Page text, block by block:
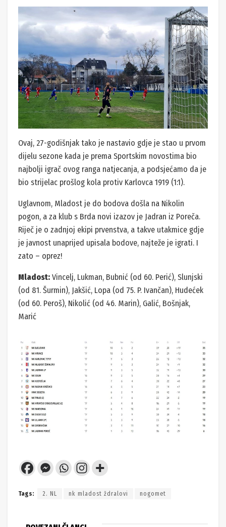
Ovaj, 27-godišnjak tako je nastavio gdje je stao u prvom
dijelu sezone kada je prema Sportskim novostima bio
najbolji igrač ovog ranga natjecanja, a podsjećamo da je
bio strijelac prošlog kola protiv Karlovca 1919 (1:1).
Uglavnom, Mladost je do bodova došla na Nikolin
pogon, a za klub s Brda novi izazov je Jadran iz Poreča.
Riječ je o zadnjoj ekipi prvenstva, a takve utakmice gdje
je javnost unaprijed upisala bodove, najteže je igrati. I
zato – oprez!
Mladost: Vincelj, Lukman, Bubnić (od 60. Perić), Slunjski
(od 81. Šurmin), Jakšić, Lopa (od 75. P. Ivančan), Hudećek
(od 60. Peroš), Nikolić (od 46. Marin), Galić, Bošnjak,
Marić
Tags: 2. NL nk mladost ždralovi nogomet